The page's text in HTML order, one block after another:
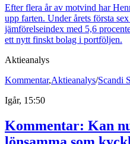
Efter flera år av motvind har
upp farten. Under årets första
jämförelseindex med 5,6
ett nytt finskt bolag i portföljen.
Aktieanalys
Kommentar,Aktieanalys/Scandi
Igår, 15:50
Kommentar: Kan